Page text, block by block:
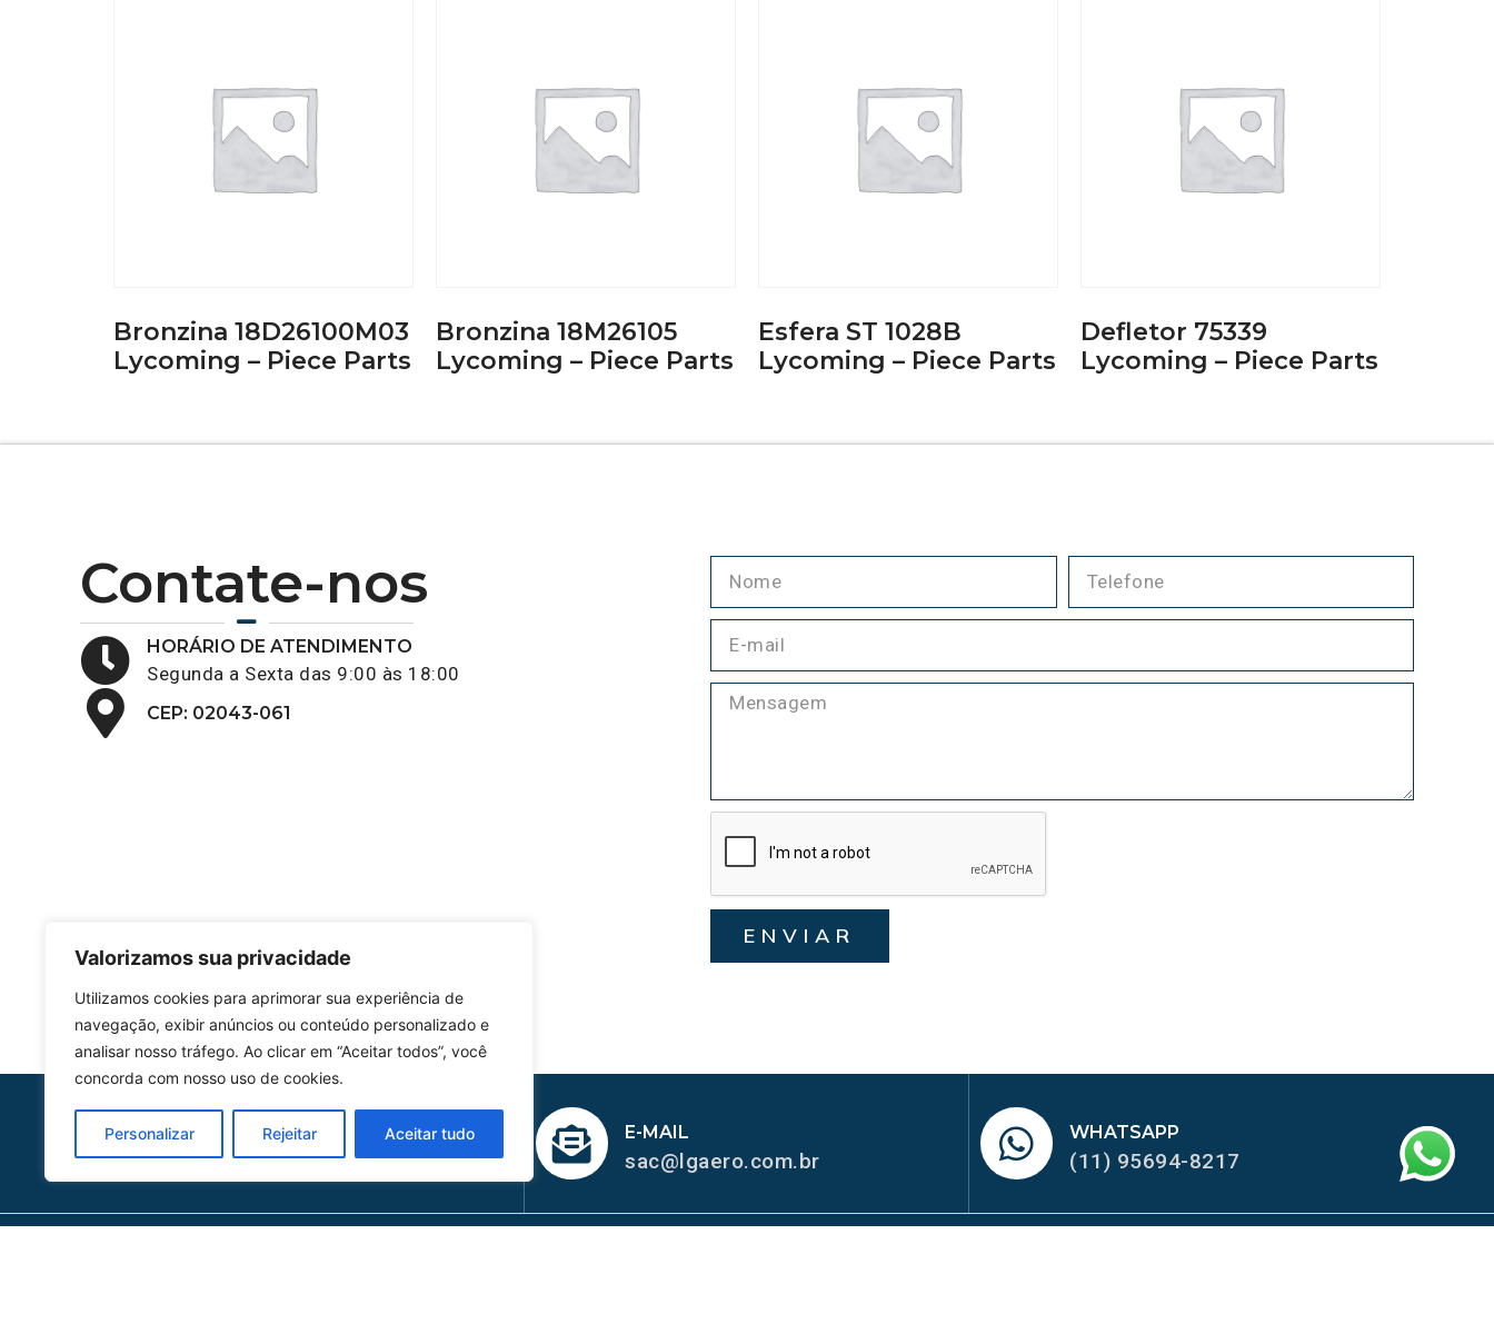
Valorizamos sua privacidade
Utilizamos cookies para aprimorar sua experiência de
navegação, exibir anúncios ou conteúdo personalizado e
analisar nosso tráfego. Ao clicar em “Aceitar todos”, você
concorda com nosso uso de cookies.
Personalizar Rejeitar Aceitar tudo
Bronzina 18D26100M03
Lycoming – Piece Parts
Bronzina 18M26105
Lycoming – Piece Parts
Esfera ST 1028B
Lycoming – Piece Parts
Defletor 75339
Lycoming – Piece Parts
Contate-nos
HORÁRIO DE ATENDIMENTO
Segunda a Sexta das 9:00 às 18:00
CEP: 02043-061
ENVIAR
HOMOLGAÇÃO
COM 2109-02/ANAC
E-MAIL
sac@lgaero.com.br
WHATSAPP
(11) 95694-8217